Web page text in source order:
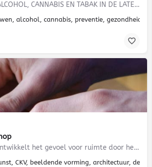
PREVENTIE VAN ALCOHOL, CANNABIS EN TABAK IN DE LATE ADOLESCENTIE
alcohol, cannabis, preventie, gezondheid,
Deze workshop ontwikkelt het gevoel voor ruimte door het maken van een eigen interpretatie van een bestaand…
CKV, beeldende vorming, architectuur,